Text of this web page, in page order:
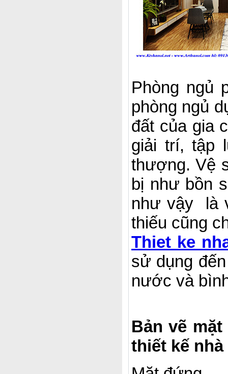
Phòng ngủ
phòng ngủ
đất của gia
giải trí, tập
thượng. Vệ
bị như bồn
như vậy là
thiếu cũng
Thiet ke
sử dụng
nước và
Bản vẽ
thiết kế nhà